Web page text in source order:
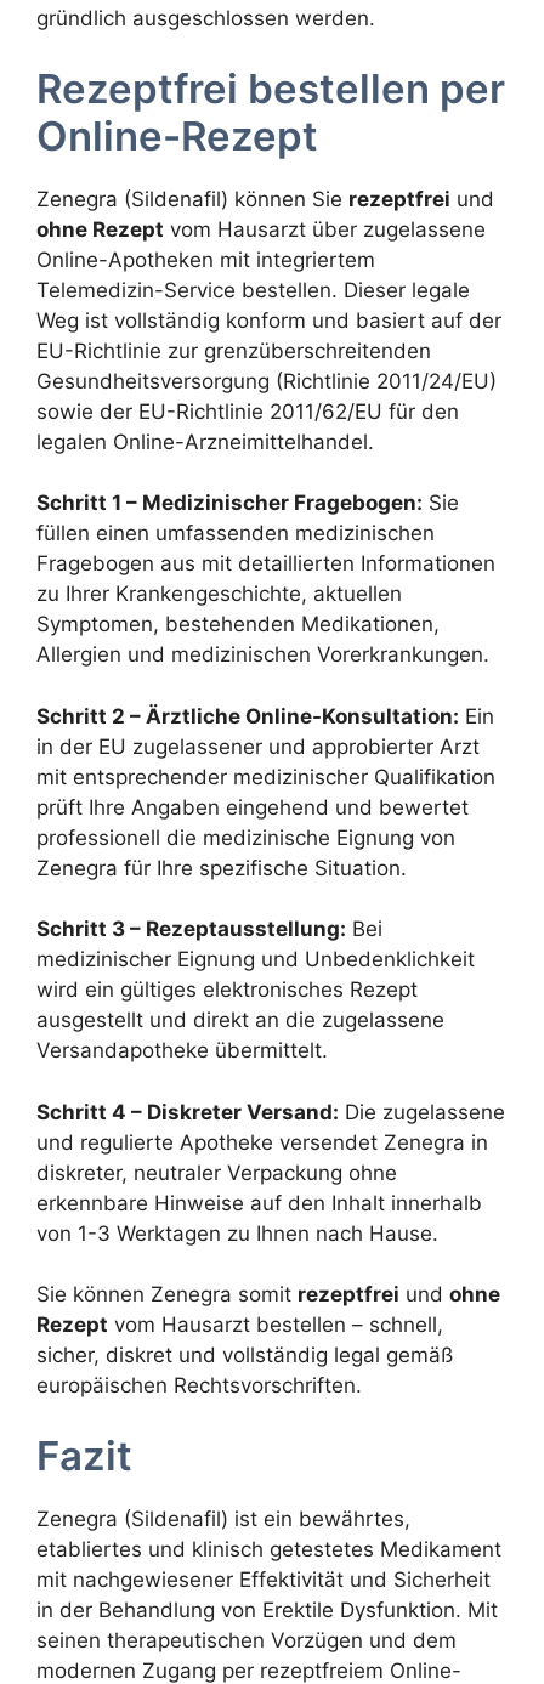
gründlich ausgeschlossen werden.
Rezeptfrei bestellen per
Online-Rezept
Zenegra (Sildenafil) können Sie rezeptfrei und
ohne Rezept vom Hausarzt über zugelassene
Online-Apotheken mit integriertem
Telemedizin-Service bestellen. Dieser legale
Weg ist vollständig konform und basiert auf der
EU-Richtlinie zur grenzüberschreitenden
Gesundheitsversorgung (Richtlinie 2011/24/EU)
sowie der EU-Richtlinie 2011/62/EU für den
legalen Online-Arzneimittelhandel.
Schritt 1 – Medizinischer Fragebogen: Sie
füllen einen umfassenden medizinischen
Fragebogen aus mit detaillierten Informationen
zu Ihrer Krankengeschichte, aktuellen
Symptomen, bestehenden Medikationen,
Allergien und medizinischen Vorerkrankungen.
Schritt 2 – Ärztliche Online-Konsultation: Ein
in der EU zugelassener und approbierter Arzt
mit entsprechender medizinischer Qualifikation
prüft Ihre Angaben eingehend und bewertet
professionell die medizinische Eignung von
Zenegra für Ihre spezifische Situation.
Schritt 3 – Rezeptausstellung: Bei
medizinischer Eignung und Unbedenklichkeit
wird ein gültiges elektronisches Rezept
ausgestellt und direkt an die zugelassene
Versandapotheke übermittelt.
Schritt 4 – Diskreter Versand: Die zugelassene
und regulierte Apotheke versendet Zenegra in
diskreter, neutraler Verpackung ohne
erkennbare Hinweise auf den Inhalt innerhalb
von 1-3 Werktagen zu Ihnen nach Hause.
Sie können Zenegra somit rezeptfrei und ohne
Rezept vom Hausarzt bestellen – schnell,
sicher, diskret und vollständig legal gemäß
europäischen Rechtsvorschriften.
Fazit
Zenegra (Sildenafil) ist ein bewährtes,
etabliertes und klinisch getestetes Medikament
mit nachgewiesener Effektivität und Sicherheit
in der Behandlung von Erektile Dysfunktion. Mit
seinen therapeutischen Vorzügen und dem
modernen Zugang per rezeptfreiem Online-